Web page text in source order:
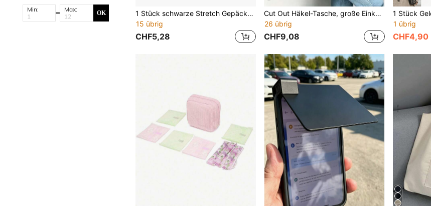
Min: Max: OK
1 Stück schwarze Stretch Gepäckschutzabdeckung, Reisegepäckabdeckung, Trolley-Schutzabdeckung, einfarbige elastische Kofferüberzug, Reisezubehör Tasche für Schule, Schulsachen
15 übrig
CHF5,28
Cut Out Häkel-Tasche, große Einkaufstasche, gewebte Schultertasche für Damen
26 übrig
CHF9,08
1 übrig
CHF4,90